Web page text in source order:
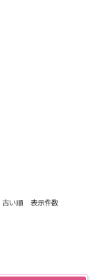
古い順 表示件数